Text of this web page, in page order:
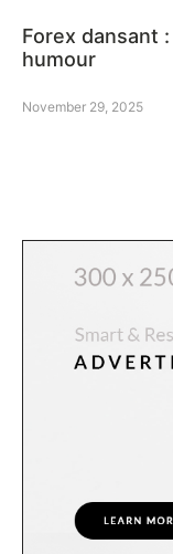
Forex dansant
humour
November 29, 2025